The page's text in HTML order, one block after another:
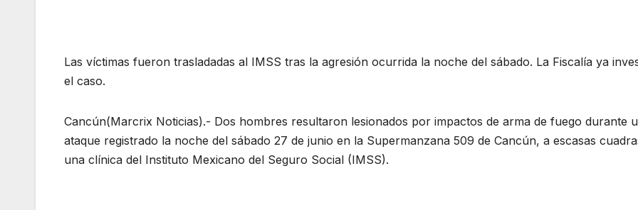
Las víctimas fueron trasladadas al IMSS tras la agresión ocurrida la noche del sábado. La Fiscalía ya
el caso.
Cancún(Marcrix Noticias).- Dos hombres resultaron lesionados por impactos de arma de fuego durante
ataque registrado la noche del sábado 27 de junio en la Supermanzana 509 de Cancún, a escasas
una clínica del Instituto Mexicano del Seguro Social (IMSS).